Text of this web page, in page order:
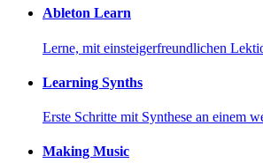
Ableton Learn
Lerne, mit einsteigerfreundlichen
Learning Synths
Erste Schritte mit Synthese an einem
Making Music